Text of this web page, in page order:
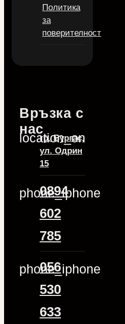
Политика
за
поверителност
Връзка с
нас
location_on
гр. Бургас,
ул. Одрин
15
phone_iphone
0894
602
785
phone_iphone
056
530
633